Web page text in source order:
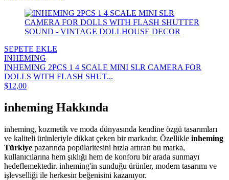
SEPETE EKLE
INHEMING
INHEMING 2PCS 1 4 SCALE MINI SLR CAMERA FOR
DOLLS WITH FLASH SHUT...
$12,00
inheming Hakkında
inheming, kozmetik ve moda dünyasında kendine özgü tasarımları
ve kaliteli ürünleriyle dikkat çeken bir markadır. Özellikle inheming
Türkiye pazarında popülaritesini hızla artıran bu marka,
kullanıcılarına hem şıklığı hem de konforu bir arada sunmayı
hedeflemektedir. inheming'in sunduğu ürünler, modern tasarımı ve
işlevselliği ile herkesin beğenisini kazanıyor.